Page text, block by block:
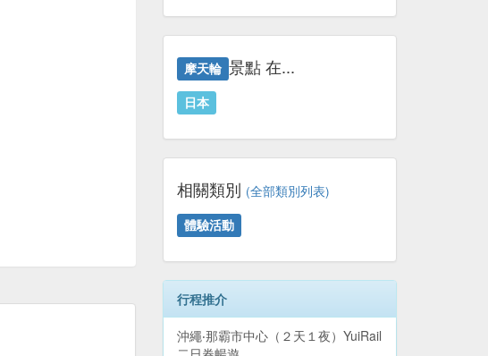
摩天輪 景點 在...
日本
相關類別 (全部類別列表)
體驗活動
行程推介
沖繩‧那霸市中心（２天１夜）YuiRail